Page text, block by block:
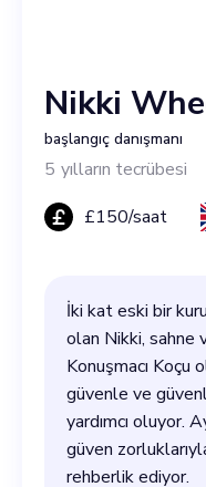
Nikki
başlangıç danışmanı
5 yılların tecrübesi
£150/saat
İki kat eski bir
olan Nikki, sahne
Konuşmacı Koçu
güvenle ve
yardımcı oluyor.
güven
rehberlik ediyor.